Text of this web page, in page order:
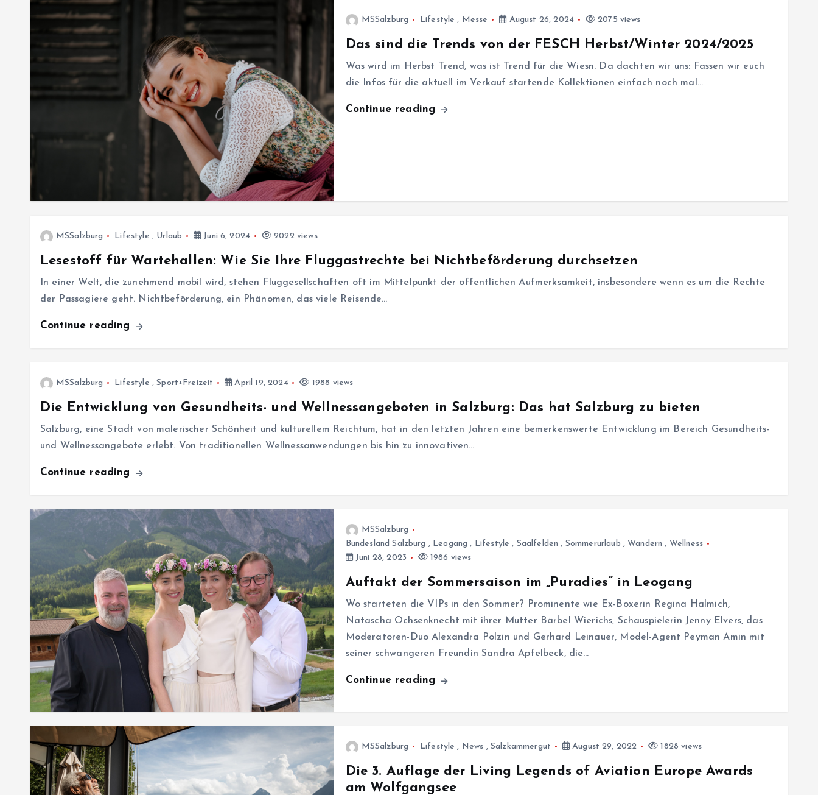
MSSalzburg Lifestyle , Messe August 26, 2024 2075 views
Das sind die Trends von der FESCH Herbst/Winter 2024/2025
Was wird im Herbst Trend, was ist Trend für die Wiesn. Da dachten wir uns: Fassen wir euch
die Infos für die aktuell im Verkauf startende Kollektionen einfach noch mal…
Continue reading
MSSalzburg Lifestyle , Urlaub Juni 6, 2024 2022 views
Lesestoff für Wartehallen: Wie Sie Ihre Fluggastrechte bei Nichtbeförderung durchsetzen
In einer Welt, die zunehmend mobil wird, stehen Fluggesellschaften oft im Mittelpunkt der öffentlichen Aufmerksamkeit, insbesondere wenn es um die Rechte
der Passagiere geht. Nichtbeförderung, ein Phänomen, das viele Reisende…
Continue reading
MSSalzburg Lifestyle ,Sport+Freizeit April 19, 2024 1988 views
Die Entwicklung von Gesundheits- und Wellnessangeboten in Salzburg: Das hat Salzburg zu bieten
Salzburg, eine Stadt von malerischer Schönheit und kulturellem Reichtum, hat in den letzten Jahren eine bemerkenswerte Entwicklung im Bereich Gesundheits-
und Wellnessangebote erlebt. Von traditionellen Wellnessanwendungen bis hin zu innovativen…
Continue reading
MSSalzburg
Bundesland Salzburg , Leogang , Lifestyle , Saalfelden , Sommerurlaub , Wandern , Wellness
Juni 28, 2023
1986 views
Auftakt der Sommersaison im „Puradies“ in Leogang
Wo starteten die VIPs in den Sommer? Prominente wie Ex-Boxerin Regina Halmich,
Natascha Ochsenknecht mit ihrer Mutter Bärbel Wierichs, Schauspielerin Jenny Elvers, das
Moderatoren-Duo Alexandra Polzin und Gerhard Leinauer, Model-Agent Peyman Amin mit
seiner schwangeren Freundin Sandra Apfelbeck, die…
Continue reading
MSSalzburg Lifestyle , News , Salzkammergut August 29, 2022 1828 views
Die 3. Auflage der Living Legends of Aviation Europe Awards
am Wolfgangsee